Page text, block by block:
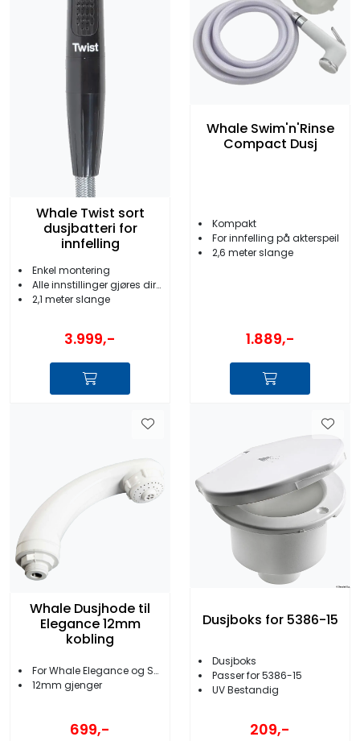
Whale Twist sort
dusjbatteri for
innfelling
Enkel montering
Alle innstillinger gjøres direkte med håndtak
2,1 meter slange
3.999,-
Whale Swim'n'Rinse
Compact Dusj
Kompakt
For innfelling på akterspeil
2,6 meter slange
1.889,-
Whale Dusjhode til
Elegance 12mm
kobling
For Whale Elegance og Svim and Rinse
12mm gjenger
699,-
Dusjboks for 5386-15
Dusjboks
Passer for 5386-15
UV Bestandig
209,-